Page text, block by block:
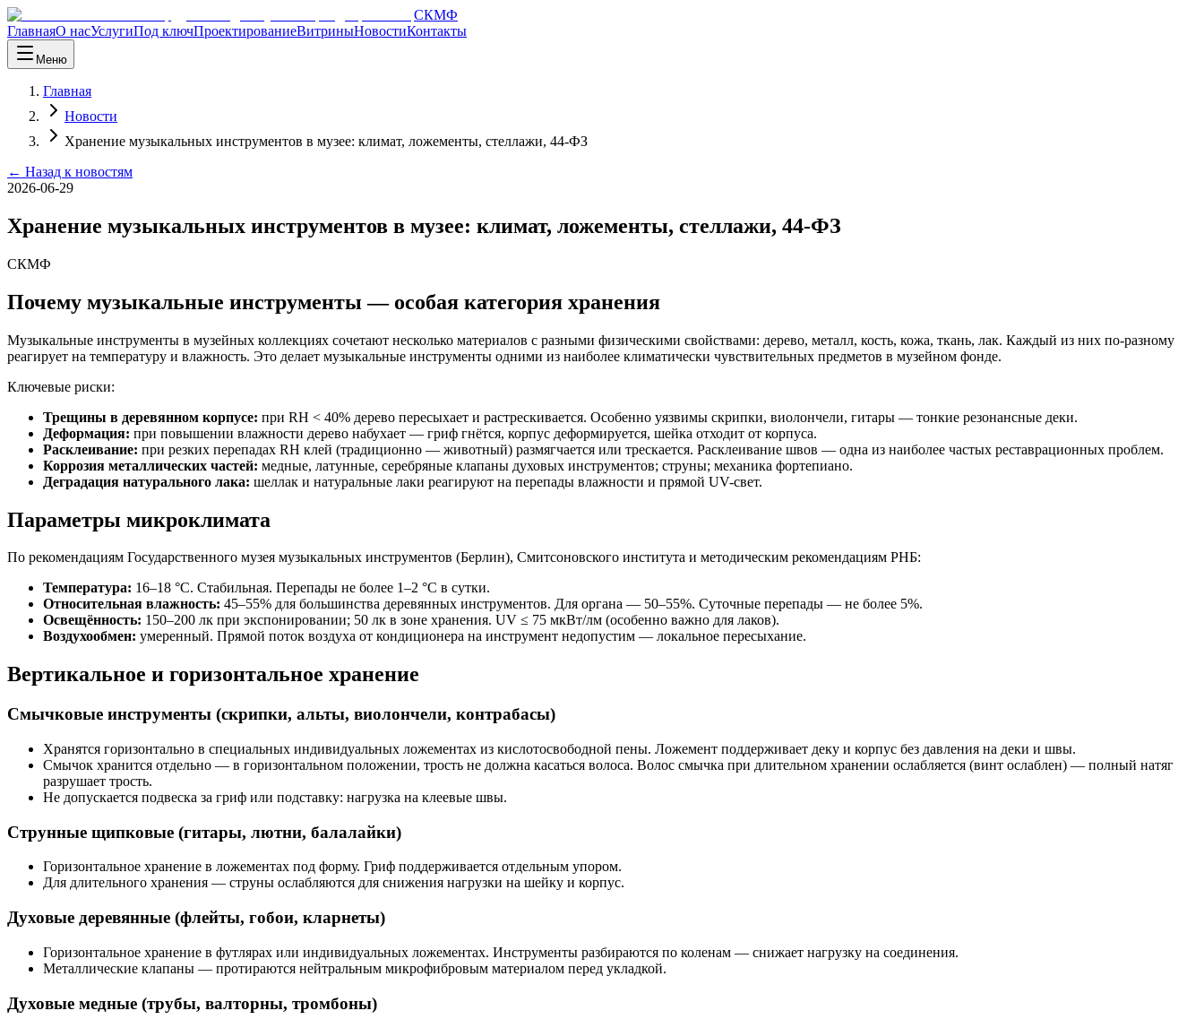
СКМФ
ГлавнаяО насУслугиПод ключПроектированиеВитриныНовостиКонтакты
Меню
Главная
Новости
Хранение музыкальных инструментов в музее: климат, ложементы, стеллажи, 44-ФЗ
← Назад к новостям
2026-06-29
Хранение музыкальных инструментов в музее: климат, ложементы, стеллажи, 44-ФЗ
СКМФ
Почему музыкальные инструменты — особая категория хранения
Музыкальные инструменты в музейных коллекциях сочетают несколько материалов с разными физическими свойствами: дерево, металл, кость, кожа, ткань, лак. Каждый из них по-разному
реагирует на температуру и влажность. Это делает музыкальные инструменты одними из наиболее климатически чувствительных предметов в музейном фонде.
Ключевые риски:
Трещины в деревянном корпусе: при RH < 40% дерево пересыхает и растрескивается. Особенно уязвимы скрипки, виолончели, гитары — тонкие резонансные деки.
Деформация: при повышении влажности дерево набухает — гриф гнётся, корпус деформируется, шейка отходит от корпуса.
Расклеивание: при резких перепадах RH клей (традиционно — животный) размягчается или трескается. Расклеивание швов — одна из наиболее частых реставрационных проблем.
Коррозия металлических частей: медные, латунные, серебряные клапаны духовых инструментов; струны; механика фортепиано.
Деградация натурального лака: шеллак и натуральные лаки реагируют на перепады влажности и прямой UV-свет.
Параметры микроклимата
По рекомендациям Государственного музея музыкальных инструментов (Берлин), Смитсоновского института и методическим рекомендациям РНБ:
Температура: 16–18 °C. Стабильная. Перепады не более 1–2 °C в сутки.
Относительная влажность: 45–55% для большинства деревянных инструментов. Для органа — 50–55%. Суточные перепады — не более 5%.
Освещённость: 150–200 лк при экспонировании; 50 лк в зоне хранения. UV ≤ 75 мкВт/лм (особенно важно для лаков).
Воздухообмен: умеренный. Прямой поток воздуха от кондиционера на инструмент недопустим — локальное пересыхание.
Вертикальное и горизонтальное хранение
Смычковые инструменты (скрипки, альты, виолончели, контрабасы)
Хранятся горизонтально в специальных индивидуальных ложементах из кислотосвободной пены. Ложемент поддерживает деку и корпус без давления на деки и швы.
Смычок хранится отдельно — в горизонтальном положении, трость не должна касаться волоса. Волос смычка при длительном хранении ослабляется (винт ослаблен) — полный натяг
разрушает трость.
Не допускается подвеска за гриф или подставку: нагрузка на клеевые швы.
Струнные щипковые (гитары, лютни, балалайки)
Горизонтальное хранение в ложементах под форму. Гриф поддерживается отдельным упором.
Для длительного хранения — струны ослабляются для снижения нагрузки на шейку и корпус.
Духовые деревянные (флейты, гобои, кларнеты)
Горизонтальное хранение в футлярах или индивидуальных ложементах. Инструменты разбираются по коленам — снижает нагрузку на соединения.
Металлические клапаны — протираются нейтральным микрофибровым материалом перед укладкой.
Духовые медные (трубы, валторны, тромбоны)